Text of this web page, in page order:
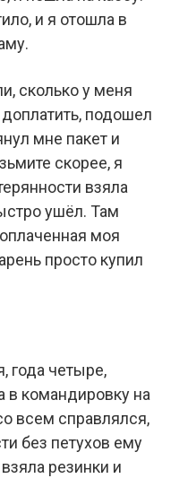
и я отошла в
сколько у меня
подошел
мне пакет и
скорее, я
взяла
ушёл. Там
моя
просто купил
года четыре,
в командировку на
всем справлялся,
без петухов ему
резинки и